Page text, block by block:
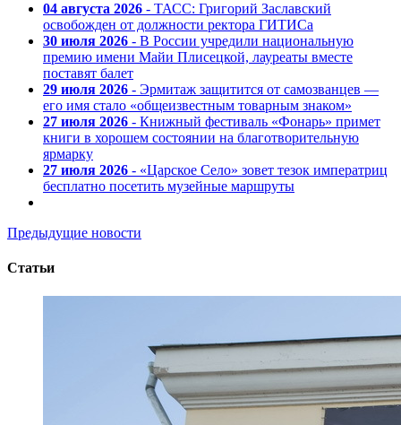
04 августа 2026 - ТАСС: Григорий Заславский
освобожден от должности ректора ГИТИСа
30 июля 2026 - В России учредили национальную
премию имени Майи Плисецкой, лауреаты вместе
поставят балет
29 июля 2026 - Эрмитаж защитится от самозванцев —
его имя стало «общеизвестным товарным знаком»
27 июля 2026 - Книжный фестиваль «Фонарь» примет
книги в хорошем состоянии на благотворительную
ярмарку
27 июля 2026 - «Царское Село» зовет тезок императриц
бесплатно посетить музейные маршруты
Предыдущие новости
Статьи